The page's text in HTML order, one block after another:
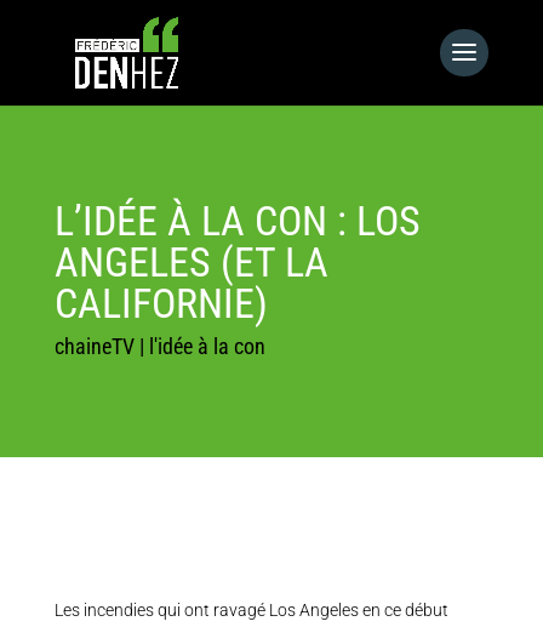
L’IDÉE À LA CON : LOS
ANGELES (ET LA
CALIFORNIE)
chaineTV| l'idée à la con
Les incendies qui ont ravagé Los Angeles en ce début